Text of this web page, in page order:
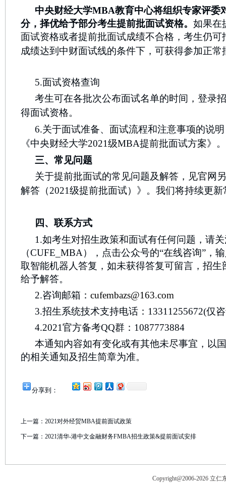
中央财经大学MBA教育中心将组织专家评委
分，择优给予部分考生提前批面试资格。 如果在
面试资格或者提前批面试成绩不合格，考生仍
成绩达到中财面试线的条件下，可获得参加正常
5.面试资格查询
考生可在各批次公布面试名单的时间，登录
得面试资格。
6.关于面试准备、面试流程和注意事项的说
《中央财经大学2021级MBA提前批面试方案》。
三、常见问题
关于提前批面试的常见问题及解答，见官网
解答（2021级提前批面试）》。我们将持续更
四、联系方式
1.如考生对招生政策和面试有任何问题，请
（CUFE_MBA），点击公众号的“在线咨询”，
取智能机器人答复，如未获得答复可留言，招生
给予解答。
2.咨询邮箱： cufembazs@163.com
3.招生系统技术支持电话：13311255672(仅
4.2021官方备考QQ群：1087773884
本通知内容如有变化或有其他未尽事宜，以
的相关通知及招生简章为准。
分享到：
上一篇： 2021对外经贸MBA提前面试政策
下一篇： 2021清华-港中文金融财务FMBA招生政策&提前面试安排
Copyright@2006-2026 立仁